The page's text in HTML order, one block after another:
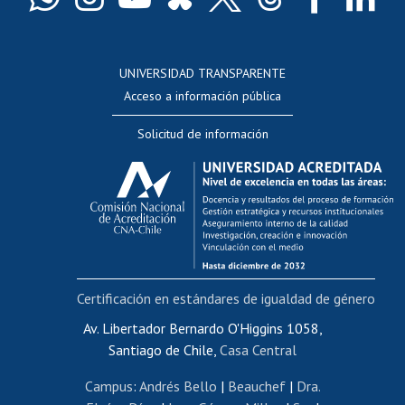
Docentes
Evaluación docente
Calificación académica
Postulación al AUCAI
Funcionarias/os
Cursos internos de capacitación
Bienestar del personal
Portal de movilidad interna
Certificado de renta
Certificado de renta honorarios
Editar páginas blancas
UNIVERSIDAD TRANSPARENTE
Acceso a información pública
Solicitud de información
Av. Libertador Bernardo O'Higgins 1058,
Santiago de Chile, Casa Central
Campus: Andrés Bello | Beauchef| Dra.
Certificación en estándares de igualdad de género